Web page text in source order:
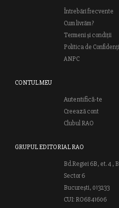
Întrebări frecvente
Cum livrăm?
Termeni și condiții
Politica de
ANPC
CONTUL MEU
Autentifică-te
Creează cont
Clubul RAO
GRUPUL EDITORIAL RAO
Bd.Regiei 6B, et. 4 ,
Sector 6
București, 013233
CUI: RO6841606